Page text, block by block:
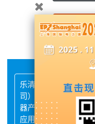
联系
乐清市旭静熔断器厂
司）生产各种高、低
器产品型号，规格较
应用于石油、纺织、